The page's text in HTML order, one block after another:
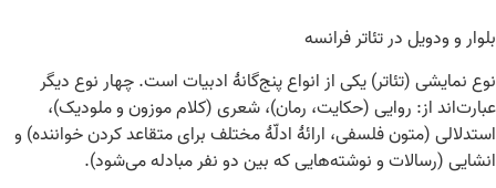
بلوار و ودویل در تئاتر فرانسه
نوع نمایشی (تئاتر) یکی از انواع پنج‌گانهٔ ادبیات است. چهار نوع دیگر
عبارت‌اند از: روایی (حکایت، رمان)، شعری (کلام موزون و ملودیک)،
استدلالی (متون فلسفی، ارائهٔ ادلّهٔ مختلف برای متقاعد کردن خواننده) و
انشایی (رسالات و نوشته‌هایی که بین دو نفر مبادله می‌شود).